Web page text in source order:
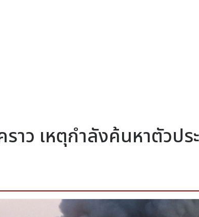
าว เหตุกำลังค้นหาตัวปร